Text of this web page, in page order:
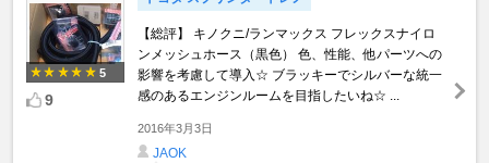
5
9
【総評】 キノクニ/ランマックス フレックスナイロ
ンメッシュホース（黒色） 色、性能、他パーツへの
影響を考慮して導入☆ ブラッキーでシルバーな統一
感のあるエンジンルームを目指したいね☆ ...
2016年3月3日
JAOK